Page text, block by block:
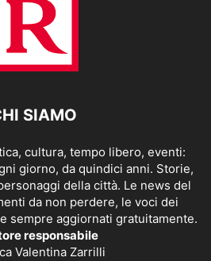
SIAMO
cultura, tempo libero, eventi:
giorno, da quindici anni. Storie,
della città. Le news del
da non perdere, le voci dei
sempre aggiornati gratuitamente.
responsabile
Valentina Zarrilli